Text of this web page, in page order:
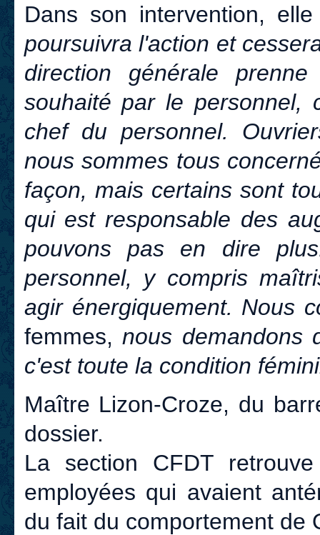
Dans son intervention,
poursuivra l'action et
direction générale
souhaité par le personnel,
chef du personnel.
nous sommes tous
façon, mais certains sont
qui est responsable des
pouvons pas en dire
personnel, y compris
agir énergiquement. Nous
femmes,nous demandons
c'est toute la condition
Maître Lizon-Croze, du
dossier.
La section CFDT
employées qui avaient
du fait du comportement de